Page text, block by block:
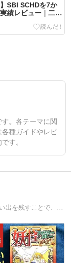
】SBI SCHDを7か
績レビュー｜二重
。各テーマに関
種ガイドやレビ
す。
60歳目前で長年の夢である車旅をするため小さな20年ものの中古車キャンパー「GON」を購入。 旅やいろいろな思い出を残すことで、少しでも共感していただき、笑っていただき、お役に立てることを願っています！